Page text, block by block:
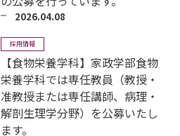
2026.04.08
採用情報
【食物栄養学科】家政学部食物
栄養学科では専任教員（教授・
准教授または専任講師、病理・
解剖生理学分野）を公募いたし
ます。